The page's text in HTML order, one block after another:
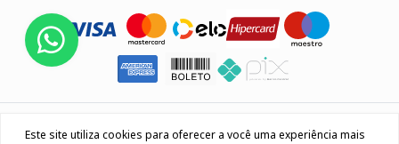
Eletrus Componentes Eletrônicos - CNPJ
Este site utiliza cookies para oferecer a você uma experiência mais